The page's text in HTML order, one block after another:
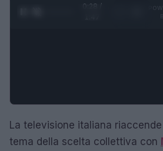
0:29 /
La televisione italiana riaccende
tema della scelta collettiva con